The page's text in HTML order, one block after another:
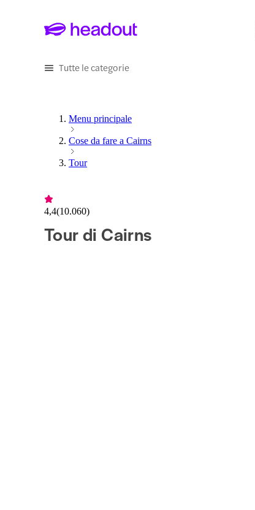
Tutte le categorie
Menu principale
Cose da fare a Cairns
Tour
4,4(10.060)
Tour di Cairns